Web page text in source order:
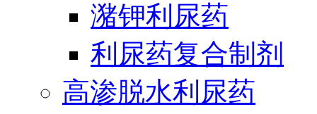
潴钾利尿药
利尿药复合制剂
高渗脱水利尿药